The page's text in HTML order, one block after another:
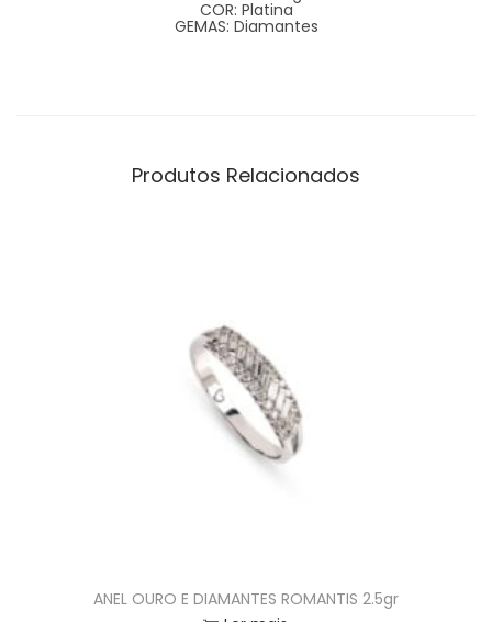
COR: Platina
GEMAS: Diamantes
Produtos Relacionados
ANEL OURO E DIAMANTES ROMANTIS 2.5gr